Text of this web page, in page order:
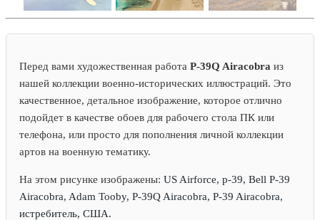
Перед вами художественная работа P-39Q Airacobra из
нашей коллекции военно-исторических иллюстраций. Это
качественное, детальное изображение, которое отлично
подойдет в качестве обоев для рабочего стола ПК или
телефона, или просто для пополнения личной коллекции
артов на военную тематику.
На этом рисунке изображены: US Airforce, p-39, Bell P-39
Airacobra, Adam Tooby, P-39Q Airacobra, P-39 Airacobra,
истребитель, США.